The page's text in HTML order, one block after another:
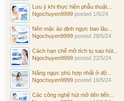
Lưu ý khi thực hiện phẫu thuật...
Ngochuyen9999 posted 1/6/24
Nên mặc áo định ngực bao lâu...
Ngochuyen9999 posted 28/5/24
Cách hạn chế mỡ tích tụ sau hút...
Ngochuyen9999 posted 22/5/24
Nâng ngực phù hợp nhất ở độ...
Ngochuyen9999 posted 16/5/24
Các công nghệ hút mỡ tiên tiến...